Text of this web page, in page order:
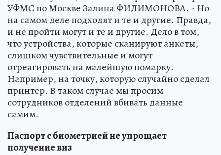
УФМС по Москве Залина ФИЛИМОНОВА. - Но
на самом деле подходят и те и другие. Правда,
и не пройти могут и те и другие. Дело в том,
что устройства, которые сканируют анкеты,
слишком чувствительные и могут
отреагировать на малейшую помарку.
Например, на точку, которую случайно сделал
принтер. В таком случае мы просим
сотрудников отделений вбивать данные
самим.
Паспорт с биометрией не упрощает
получение виз